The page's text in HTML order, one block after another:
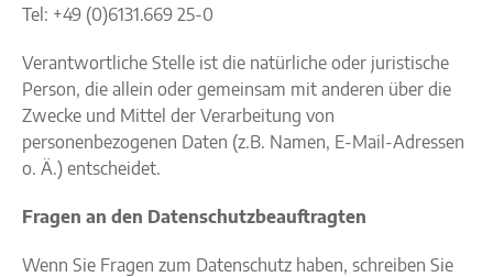
Tel: +49 (0)6131.669 25-0
Verantwortliche Stelle ist die natürliche oder juristische
Person, die allein oder gemeinsam mit anderen über die
Zwecke und Mittel der Verarbeitung von
personenbezogenen Daten (z.B. Namen, E-Mail-Adressen
o. Ä.) entscheidet.
Fragen an den Datenschutzbeauftragten
Wenn Sie Fragen zum Datenschutz haben, schreiben Sie